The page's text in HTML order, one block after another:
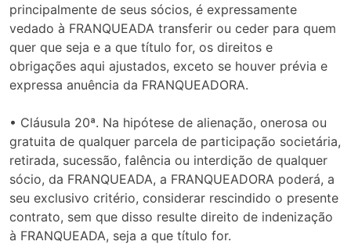
principalmente de seus sócios, é expressamente
vedado à FRANQUEADA transferir ou ceder para quem
quer que seja e a que título for, os direitos e
obrigações aqui ajustados, exceto se houver prévia e
expressa anuência da FRANQUEADORA.
• Cláusula 20ª. Na hipótese de alienação, onerosa ou
gratuita de qualquer parcela de participação societária,
retirada, sucessão, falência ou interdição de qualquer
sócio, da FRANQUEADA, a FRANQUEADORA poderá, a
seu exclusivo critério, considerar rescindido o presente
contrato, sem que disso resulte direito de indenização
à FRANQUEADA, seja a que título for.